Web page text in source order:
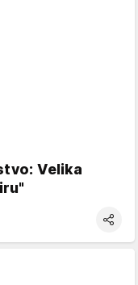
Velika